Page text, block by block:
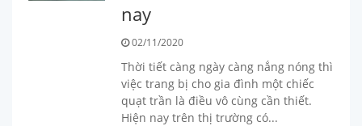
nay
02/11/2020
Thời tiết càng ngày càng nắng nóng thì
việc trang bị cho gia đình một chiếc
quạt trần là điều vô cùng cần thiết.
Hiện nay trên thị trường có...